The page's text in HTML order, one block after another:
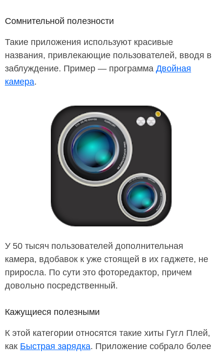
Сомнительной полезности
Такие приложения используют красивые
названия, привлекающие пользователей, вводя в
заблуждение. Пример — программа Двойная
камера.
У 50 тысяч пользователей дополнительная
камера, вдобавок к уже стоящей в их гаджете, не
приросла. По сути это фоторедактор, причем
довольно посредственный.
Кажущиеся полезными
К этой категории относятся такие хиты Гугл Плей,
как Быстрая зарядка. Приложение собрало более